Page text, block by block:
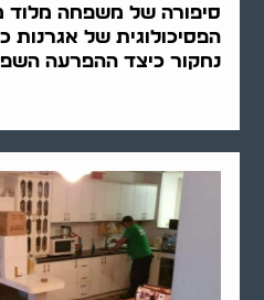
סיפורה של משפחה מלוד
הפסיכולוגית של אגרנות
נחקור כיצד ההפרעה